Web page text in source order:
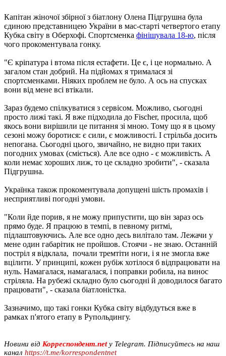
Капітан жіночої збірної з біатлону Олена Підгрушна була
єдиною представницею України в мас-старті четвертого етапу
Кубка світу в Оберхофі. Спортсменка фінішувала 18-ю, після
чого прокоментувала гонку.
"Є кріпатура і втома після естафети. Це є, і це нормально. А
загалом стан добрий. На підйомах я трималася зі
спортсменками. Ніяких проблем не було. А ось на спусках
вони від мене всі втікали.
Зараз будемо спілкуватися з сервісом. Можливо, сьогодні
просто лижі такі. Я вже підходила до Fischer, просила, щоб
якось вони вирішили це питання зі мною. Тому що я в цьому
сезоні можу боротися: є сили, є можливості. І стрільба досить
непогана. Сьогодні цього, звичайно, не видно при таких
погодних умовах (сміється). Але все одно - є можливість. А
коли немає хороших лиж, то це складно зробити", - сказала
Підгрушна.
Українка також прокоментувала допущені шість промахів і
несприятливі погодні умови.
"Коли йде порив, я не можу припустити, що він зараз ось
прямо буде. Я працюю в темпі, в певному ритмі,
підлаштовуючись. Але все одно десь вилітало там. Лежачи у
мене один габарітик не пройшов. Стоячи - не знаю. Останній
постріл я відклала, почали тремтіти ноги, і я не змогла вже
вцілити. У принципі, кожен рубіж хотілося б відпрацювати на
нуль. Намагалася, намагалася, і поправки робила, на винос
стріляла. На рубежі складно було сьогодні й доводилося багато
працювати", - сказала біатлоністка.
Зазначимо, що такі гонки Кубка світу відбудуться вже в
рамках п'ятого етапу в Рупольдингу.
Новини від Корреспондент.netу Telegram. Підписуйтесь на наш
канал https://t.me/korrespondentnet